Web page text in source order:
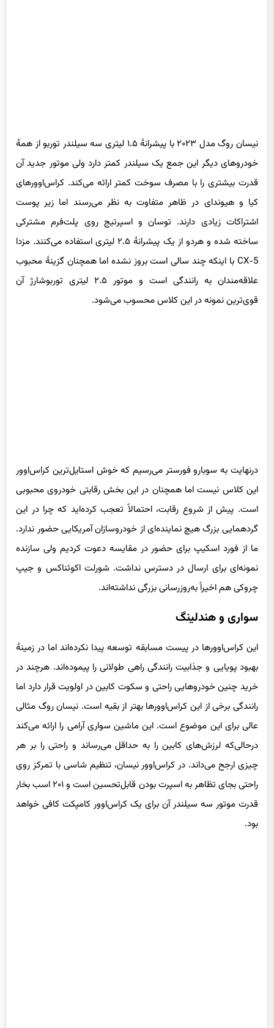
نیسان روگ مدل ۲۰۲۳ با پیشرانهٔ ۱.۵ لیتری سه سیلندر توربو از همهٔ
خودروهای دیگر این جمع یک سیلندر کمتر دارد ولی موتور جدید آن
قدرت بیشتری را با مصرف سوخت کمتر ارائه می‌کند. کراس‌اوورهای
کیا و هیوندای در ظاهر متفاوت به نظر می‌رسند اما زیر پوست
اشتراکات زیادی دارند. توسان و اسپرتیج روی پلت‌فرم مشترکی
ساخته شده و هردو از یک پیشرانهٔ ۲.۵ لیتری استفاده می‌کنند. مزدا
CX-5 با اینکه چند سالی است بروز نشده اما همچنان گزینهٔ محبوب
علاقه‌مندان به رانندگی است و موتور ۲.۵ لیتری توربوشارژ آن
قوی‌ترین نمونه در این کلاس محسوب می‌شود.
درنهایت به سوبارو فورستر می‌رسیم که خوش استایل‌ترین کراس‌اوور
این کلاس نیست اما همچنان در این بخش رقابتی خودروی محبوبی
است. پیش از شروع رقابت، احتمالاً تعجب کرده‌اید که چرا در این
گردهمایی بزرگ هیچ نماینده‌ای از خودروسازان آمریکایی حضور ندارد.
ما از فورد اسکیپ برای حضور در مقایسه دعوت کردیم ولی سازنده
نمونه‌ای برای ارسال در دسترس نداشت. شورلت اکوئناکس و جیپ
چروکی هم اخیراً به‌روزرسانی بزرگی نداشته‌اند.
سواری و هندلینگ
این کراس‌اوورها در پیست مسابقه توسعه پیدا نکرده‌اند اما در زمینهٔ
بهبود پویایی و جذابیت رانندگی راهی طولانی را پیموده‌اند. هرچند در
خرید چنین خودروهایی راحتی و سکوت کابین در اولویت قرار دارد اما
رانندگی برخی از این کراس‌اوورها بهتر از بقیه است. نیسان روگ مثالی
عالی برای این موضوع است. این ماشین سواری آرامی را ارائه می‌کند
درحالی‌که لرزش‌های کابین را به حداقل می‌رساند و راحتی را بر هر
چیزی ارجح می‌داند. در کراس‌اوور نیسان، تنظیم شاسی با تمرکز روی
راحتی بجای تظاهر به اسپرت بودن قابل‌تحسین است و ۲۰۱ اسب بخار
قدرت موتور سه سیلندر آن برای یک کراس‌اوور کامپکت کافی خواهد
بود.